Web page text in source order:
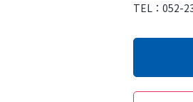
TEL：052-